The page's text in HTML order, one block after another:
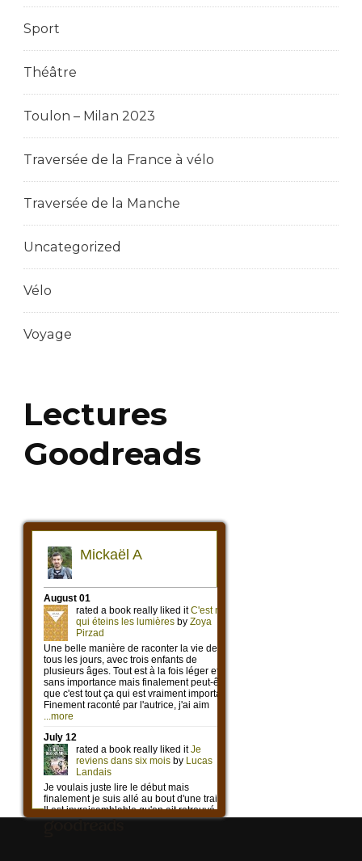
Sport
Théâtre
Toulon – Milan 2023
Traversée de la France à vélo
Traversée de la Manche
Uncategorized
Vélo
Voyage
Lectures
Goodreads